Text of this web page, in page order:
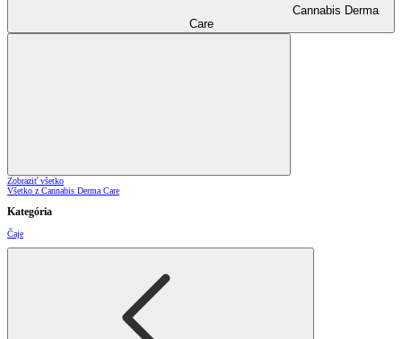
Cannabis Derma
Care
Zobraziť všetko
Všetko z Cannabis Derma Care
Kategória
Čaje